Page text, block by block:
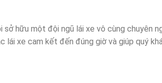
hữu một đội ngũ lái xe vô cùng chuyên
lái xe cam kết đến đúng giờ và giúp quý